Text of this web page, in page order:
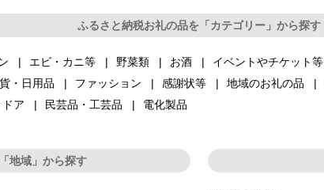
ふるさと納税お礼の品を「カテゴリー」から探す
エビ・カニ等 野菜類 お酒 イベントやチケット等
・日用品 ファッション 感謝状等 地域のお礼の品
ア 民芸品・工芸品 電化製品
地域」から探す